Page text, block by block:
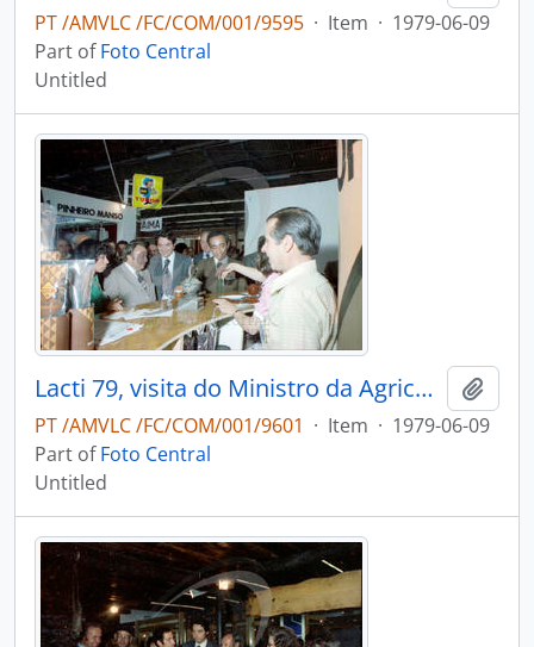
PT /AMVLC /FC/COM/001/9595 · Item · 1979-06-09
Part ofFoto Central
Untitled
Lacti 79, visita do Ministro da Agricultura e Pescas e do Governador Civil de Aveiro
PT /AMVLC /FC/COM/001/9601 · Item · 1979-06-09
Part ofFoto Central
Untitled